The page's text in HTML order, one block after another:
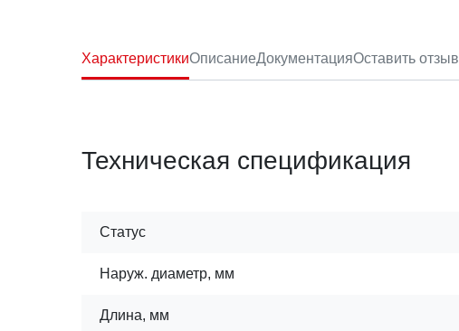
ХарактеристикиОписаниеДокументацияОставить отзыв
Техническая спецификация
Статус
Наруж. диаметр, мм
Длина, мм